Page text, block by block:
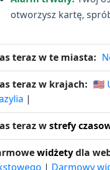
otworzysz kartę,
teraz w te miasta:
teraz w krajach: 🇺🇸
|
teraz wstrefy
widżetydla
| Darmowy